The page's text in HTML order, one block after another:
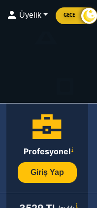
Üyelik GECE
Profesyonel
Giriş Yap